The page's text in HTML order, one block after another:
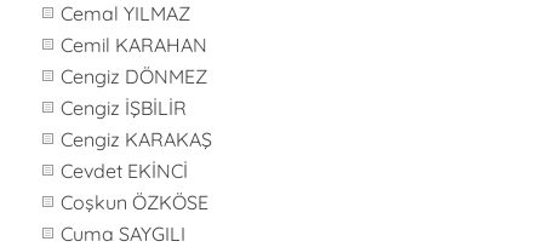
Cemal YILMAZ
Cemil KARAHAN
Cengiz DÖNMEZ
Cengiz İŞBİLİR
Cengiz KARAKAŞ
Cevdet EKİNCİ
Coşkun ÖZKÖSE
Cuma SAYGILI